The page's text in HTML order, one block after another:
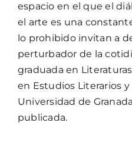
espacio en el que el
el arte es una
lo prohibido invitan a
perturbador de la
graduada en
en Estudios Literarios y
Universidad de
publicada.